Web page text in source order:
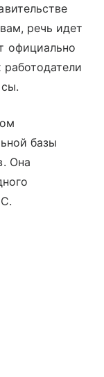
речь идет
официально
базы
Она